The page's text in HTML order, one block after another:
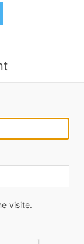
visite.